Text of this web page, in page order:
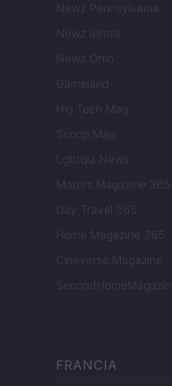
Newz Pennsylvania
Newz Illinois
Newz Ohio
Gameland
Hig Tech Mag
Scoop Mag
Lgbtqia News
Motors Magazine 365
Day Travel 365
Home Magazine 365
Cineverse Magazine
SecondHomeMagazine
FRANCIA